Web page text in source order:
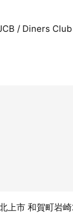
/ Diners
上市 和賀町岩